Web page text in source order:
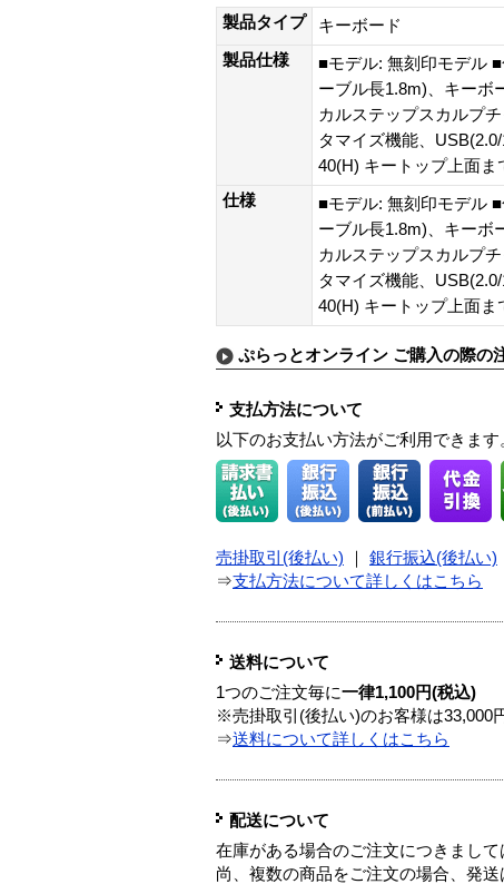
製品タイプ
キーボード
製品仕様
■モデル: 無刻印モデル
ーブル長1.8m)、キーボ
カルステップスカルプ
タマイズ機能、
40(H) キートップ上面ま
仕様
■モデル: 無刻印モデル
ーブル長1.8m)、キーボ
カルステップスカルプ
タマイズ機能、
40(H) キートップ上面ま
ぷらっとオンライン ご購入の際の
支払方法について
以下のお支払い方法がご利用できます
売掛取引(後払い) ｜ 銀行振込(後払い)
⇒支払方法について詳しくはこちら
送料について
1つのご注文毎に一律1,100円(税込)
※売掛取引(後払い)のお客様は33,000
⇒送料について詳しくはこちら
配送について
在庫がある場合のご注文につきまし
尚、複数の商品をご注文の場合、発